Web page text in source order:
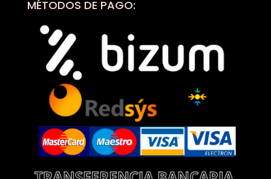
MÉTODOS DE PAGO: